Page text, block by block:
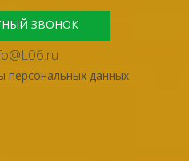
ЗВОНОК
персональных данных